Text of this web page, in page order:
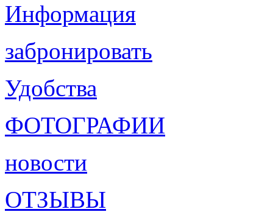
Информация
забронировать
Удобства
ФОТОГРАФИИ
новости
ОТЗЫВЫ